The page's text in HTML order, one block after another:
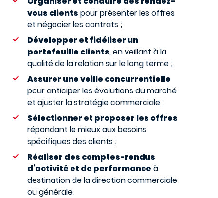
vous clients pour présenter les offres
et négocier les contrats ;
Développer et fidéliser un
portefeuille clients, en veillant à la
qualité de la relation sur le long terme ;
Assurer une veille concurrentielle
pour anticiper les évolutions du marché
et ajuster la stratégie commerciale ;
Sélectionner et proposer les offres
répondant le mieux aux besoins
spécifiques des clients ;
Réaliser des comptes-rendus
d’activité et de performance à
destination de la direction commerciale
ou générale.